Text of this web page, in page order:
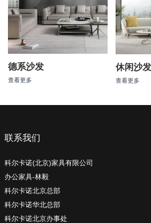
德系沙发
查看更多
休闲沙发
查看更多
联系我们
科尔卡诺(北京)家具有限公司
办公家具-林毅
科尔卡诺北京总部
科尔卡诺华北总部
科尔卡诺北京办事处